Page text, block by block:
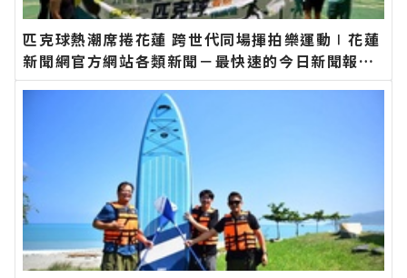
匹克球熱潮席捲花蓮 跨世代同場揮拍樂運動∣花蓮
新聞網官方網站各類新聞－最快速的今日新聞報導
最新的在地資訊！